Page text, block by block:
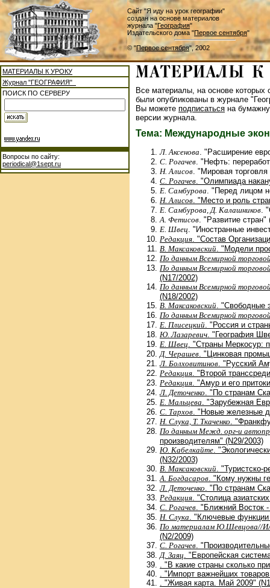
Сайт "Я иду на урок географии"
создан на основе материалов
журнала "География"
Издательского дома "Первое сентября"
© "Первое сентября", 2002
МАТЕРИАЛЫ К УРОКУ
Журнал "ГЕОГРАФИЯ"
ПОИСК ПО СЕРВЕРУ
Вопросы по сайту:
periodical@1sept.ru
Все материалы, на основе которых
были опубликованы в журнале
Вы можете подписаться на
версии журнала.
Тема: Международные
Л. Аксенова . "Расширение
С. Рогачев . "Нефть:
Н. Алисов . "Мировая
С. Рогачев . "Олимпиада
Е. Самбурова . "Перед лицом
Н. Алисов . "Место и роль
Е. Самбурова, Д. Калашников .
А. Фетисов . "Развитие
Е. Швец . "Иностранные
Редакция . "Состав
В. Максаковский . "Модели
По данным Всемирной
По данным Всемирной
(N17/2002)
По данным Всемирной
(N18/2002)
В. Максаковский . "Свободные
По данным Всемирной
Е. Плисецкий . "Россия и
Ю. Лазаревич . "География
Е. Швец . "Страны Меркосур:
Д. Черашев . "Цинковая
Л. Болховитинов . "Русский
Редакция . "Второй
Редакция . "Амур и его
Л. Деточенко . "По странам
Е. Мальцева . "Зарубежная
С. Тархов . "Новые железные
Н. Слука, Т. Ткаченко .
По данным Межд. орг-и
производителям" (N29/2003)
Ю. Кабелкайте .
(N32/2003)
В. Максаковский .
А. Богдасаров . "Кому нужны
Л. Деточенко . "По странам
Редакция . "Столица
С. Рогачев . "Ближний Восток
Н. Слука . "Ключевые
По материалам Ю.Шевцова//
(N2/2009)
С. Рогачев .
Д. Заяц . "Европейская
. "В какие страны сколько
. "Импорт важнейших
. "Живая карта. Май 2009"